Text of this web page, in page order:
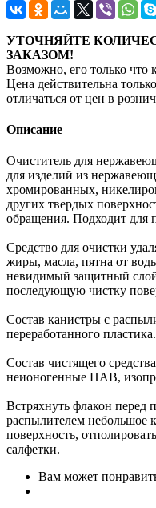
УТОЧНЯЙТЕ
ЗАКАЗОМ!
Возможно, его только что
Цена действительна
отличаться от цен в
Описание
Очиститель для
для изделий из
хромированных,
других твердых
обращения. Подходит для
Средство для очистки
жиры, масла, пятна от
невидимый защитный
последующую чистку
Состав канистры с
переработанного пластика.
Состав чистящего
неионогенные ПАВ,
Встряхнуть флакон перед
распылителем небольшое
поверхность,
салфетки.
Вам может